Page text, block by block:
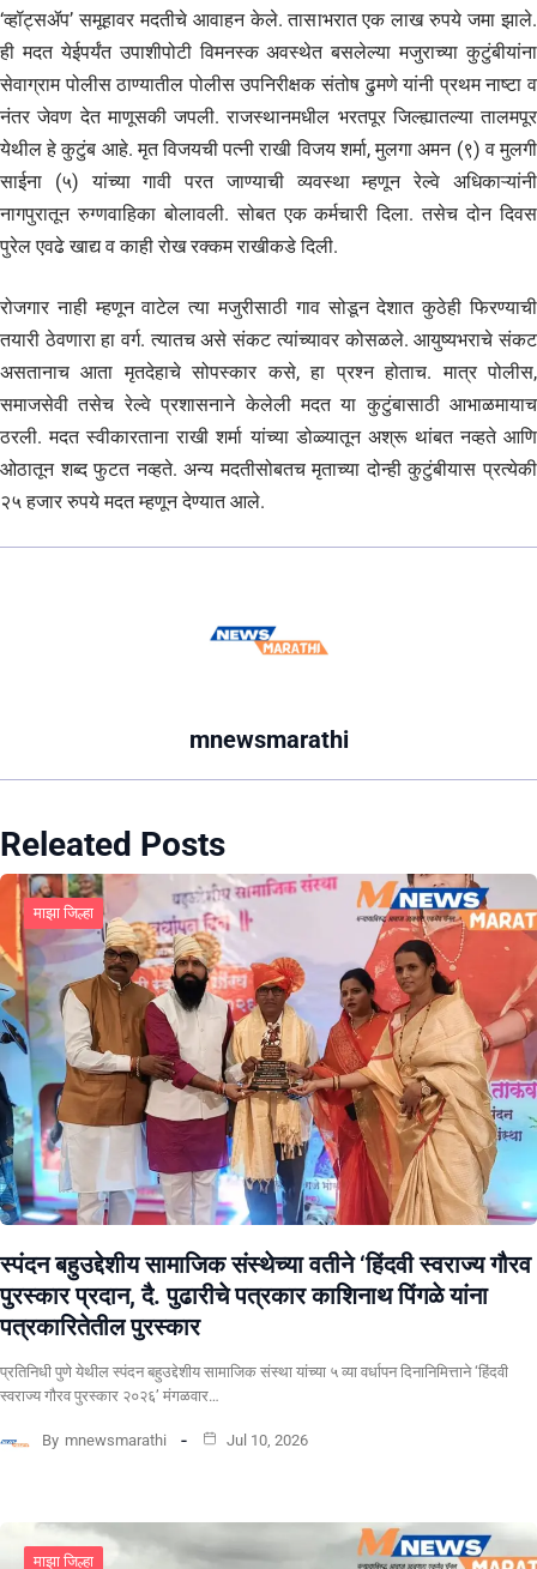
‘व्हॉट्सॲप’ समूहावर मदतीचे आवाहन केले. तासाभरात एक लाख रुपये जमा झाले.
ही मदत येईपर्यंत उपाशीपोटी विमनस्क अवस्थेत बसलेल्या मजुराच्या कुटुंबीयांना
सेवाग्राम पोलीस ठाण्यातील पोलीस उपनिरीक्षक संतोष ढुमणे यांनी प्रथम नाष्टा व
नंतर जेवण देत माणूसकी जपली. राजस्थानमधील भरतपूर जिल्ह्यातल्या तालमपूर
येथील हे कुटुंब आहे. मृत विजयची पत्नी राखी विजय शर्मा, मुलगा अमन (९) व मुलगी
साईना (५) यांच्या गावी परत जाण्याची व्यवस्था म्हणून रेल्वे अधिकाऱ्यांनी
नागपुरातून रुग्णवाहिका बोलावली. सोबत एक कर्मचारी दिला. तसेच दोन दिवस
पुरेल एवढे खाद्य व काही रोख रक्कम राखीकडे दिली.
रोजगार नाही म्हणून वाटेल त्या मजुरीसाठी गाव सोडून देशात कुठेही फिरण्याची
तयारी ठेवणारा हा वर्ग. त्यातच असे संकट त्यांच्यावर कोसळले. आयुष्यभराचे संकट
असतानाच आता मृतदेहाचे सोपस्कार कसे, हा प्रश्न होताच. मात्र पोलीस,
समाजसेवी तसेच रेल्वे प्रशासनाने केलेली मदत या कुटुंबासाठी आभाळमायाच
ठरली. मदत स्वीकारताना राखी शर्मा यांच्या डोळ्यातून अश्रू थांबत नव्हते आणि
ओठातून शब्द फुटत नव्हते. अन्य मदतीसोबतच मृताच्या दोन्ही कुटुंबीयास प्रत्येकी
२५ हजार रुपये मदत म्हणून देण्यात आले.
mnewsmarathi
Releated Posts
माझा जिल्हा
स्पंदन बहुउद्देशीय सामाजिक संस्थेच्या वतीने ‘हिंदवी स्वराज्य गौरव
पुरस्कार प्रदान, दै. पुढारीचे पत्रकार काशिनाथ पिंगळे यांना
पत्रकारितेतील पुरस्कार
प्रतिनिधी पुणे येथील स्पंदन बहुउद्देशीय सामाजिक संस्था यांच्या ५ व्या वर्धापन दिनानिमित्ताने ‘हिंदवी
स्वराज्य गौरव पुरस्कार २०२६’ मंगळवार…
By mnewsmarathi Jul 10, 2026
माझा जिल्हा